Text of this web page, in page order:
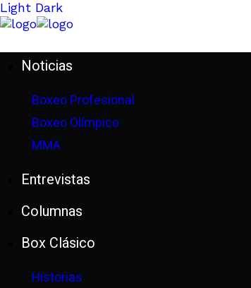
Light Dark
Noticias
Boxeo Profesional
Boxeo Olímpico
MMA
Entrevistas
Columnas
Box Clásico
Historias